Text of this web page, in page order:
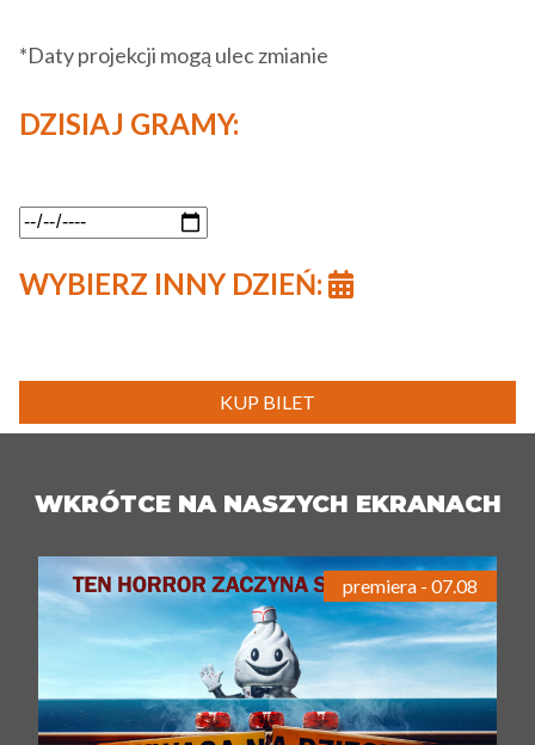
*Daty projekcji mogą ulec zmianie
DZISIAJ GRAMY:
WYBIERZ INNY DZIEŃ:
KUP BILET
WKRÓTCE NA NASZYCH EKRANACH
premiera - 07.08